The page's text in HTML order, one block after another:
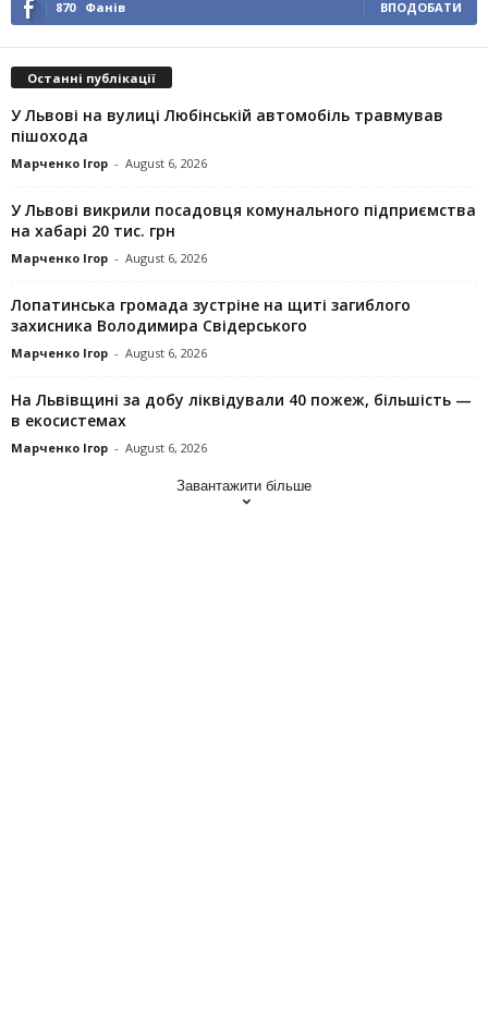
870 Фанів ВПОДОБАТИ
Останні публікації
У Львові на вулиці Любінській автомобіль травмував
пішохода
Марченко Ігор - August 6, 2026
У Львові викрили посадовця комунального підприємства
на хабарі 20 тис. грн
Марченко Ігор - August 6, 2026
Лопатинська громада зустріне на щиті загиблого
захисника Володимира Свідерського
Марченко Ігор - August 6, 2026
На Львівщині за добу ліквідували 40 пожеж, більшість —
в екосистемах
Марченко Ігор - August 6, 2026
Завантажити більше